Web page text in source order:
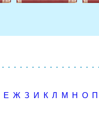
Е Ж З И К Л М Н О П